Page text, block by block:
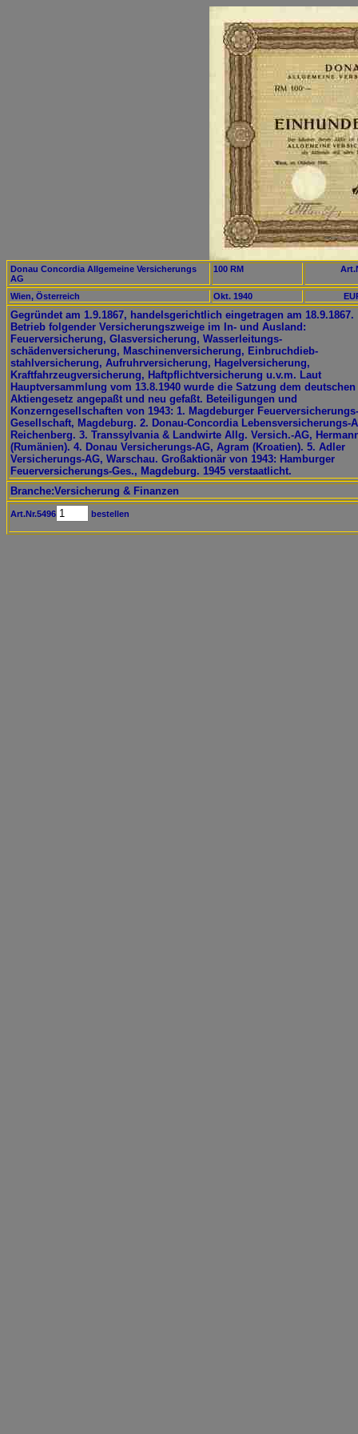
Donau Concordia Allgemeine Versicherungs
AG
100 RM
Wien, Österreich Okt. 1940
Gegründet am 1.9.1867, handelsgerichtlich eingetragen am 18.9.1867.
Betrieb folgender Versicherungszweige im In- und Ausland:
Feuerversicherung, Glasversicherung, Wasserleitungs-
schädenversicherung, Maschinenversicherung, Einbruchdieb-
stahlversicherung, Aufruhrversicherung, Hagelversicherung,
Kraftfahrzeugversicherung, Haftpflichtversicherung u.v.m. Laut
Hauptversammlung vom 13.8.1940 wurde die Satzung dem deutschen
Aktiengesetz angepaßt und neu gefaßt. Beteiligungen und
Konzerngesellschaften von 1943: 1. Magdeburger Feuerversicherungs-
Gesellschaft, Magdeburg. 2. Donau-Concordia Lebensversicherungs-
Reichenberg. 3. Transsylvania & Landwirte Allg. Versich.-AG,
(Rumänien). 4. Donau Versicherungs-AG, Agram (Kroatien). 5. Adler
Versicherungs-AG, Warschau. Großaktionär von 1943: Hamburger
Feuerversicherungs-Ges., Magdeburg. 1945 verstaatlicht.
Branche:Versicherung & Finanzen
Art.Nr.5496 bestellen